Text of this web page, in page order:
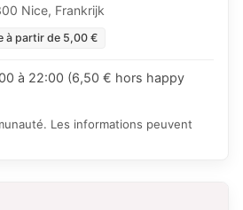
Nice, Frankrijk
à partir de 5,00 €
à 22:00 (6,50 € hors happy
Les informations peuvent